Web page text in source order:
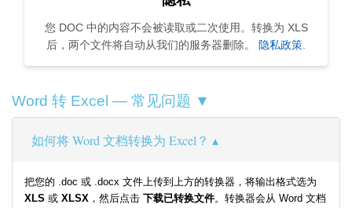
您 DOC 中的内容不会被读取或二次使用。转换为 XLS
后，两个文件将自动从我们的服务器删除。
隐私政策.
Word 转 Excel — 常见问题 ▼
如何将 Word 文档转换为 Excel？
把您的 .doc 或 .docx 文件上传到上方的转换器，将输出格式选为
XLS 或 XLSX ，然后点击 下载已转换文件。转换器会从 Word 文档